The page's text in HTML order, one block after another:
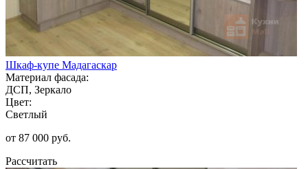
Шкаф-купе Мадагаскар
Материал фасада:
ДСП, Зеркало
Цвет:
Светлый
от 87 000 руб.
Рассчитать